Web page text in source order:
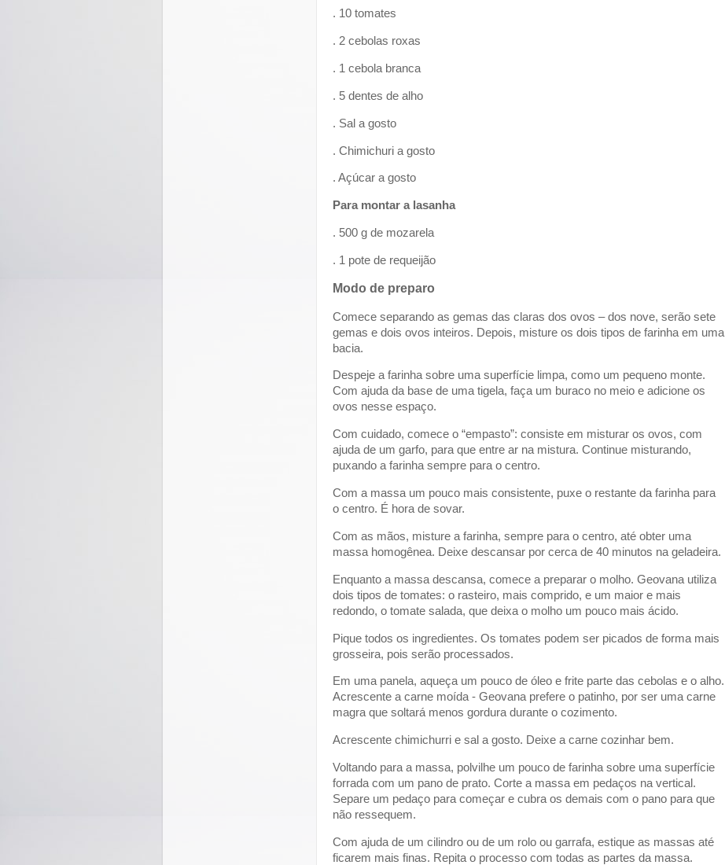
. 10 tomates
. 2 cebolas roxas
. 1 cebola branca
. 5 dentes de alho
. Sal a gosto
. Chimichuri a gosto
. Açúcar a gosto
Para montar a lasanha
. 500 g de mozarela
. 1 pote de requeijão
Modo de preparo
Comece separando as gemas das claras dos ovos – dos nove, serão sete
gemas e dois ovos inteiros. Depois, misture os dois tipos de farinha em uma
bacia.
Despeje a farinha sobre uma superfície limpa, como um pequeno monte.
Com ajuda da base de uma tigela, faça um buraco no meio e adicione os
ovos nesse espaço.
Com cuidado, comece o “empasto”: consiste em misturar os ovos, com
ajuda de um garfo, para que entre ar na mistura. Continue misturando,
puxando a farinha sempre para o centro.
Com a massa um pouco mais consistente, puxe o restante da farinha para
o centro. É hora de sovar.
Com as mãos, misture a farinha, sempre para o centro, até obter uma
massa homogênea. Deixe descansar por cerca de 40 minutos na geladeira.
Enquanto a massa descansa, comece a preparar o molho. Geovana utiliza
dois tipos de tomates: o rasteiro, mais comprido, e um maior e mais
redondo, o tomate salada, que deixa o molho um pouco mais ácido.
Pique todos os ingredientes. Os tomates podem ser picados de forma mais
grosseira, pois serão processados.
Em uma panela, aqueça um pouco de óleo e frite parte das cebolas e o alho.
Acrescente a carne moída - Geovana prefere o patinho, por ser uma carne
magra que soltará menos gordura durante o cozimento.
Acrescente chimichurri e sal a gosto. Deixe a carne cozinhar bem.
Voltando para a massa, polvilhe um pouco de farinha sobre uma superfície
forrada com um pano de prato. Corte a massa em pedaços na vertical.
Separe um pedaço para começar e cubra os demais com o pano para que
não ressequem.
Com ajuda de um cilindro ou de um rolo ou garrafa, estique as massas até
ficarem mais finas. Repita o processo com todas as partes da massa.